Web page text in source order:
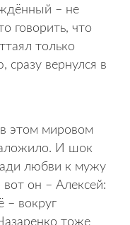
– не
говорить, что
только
сразу вернулся в
в этом мировом
И шок
любви к мужу
он – Алексей:
– вокруг
тоже